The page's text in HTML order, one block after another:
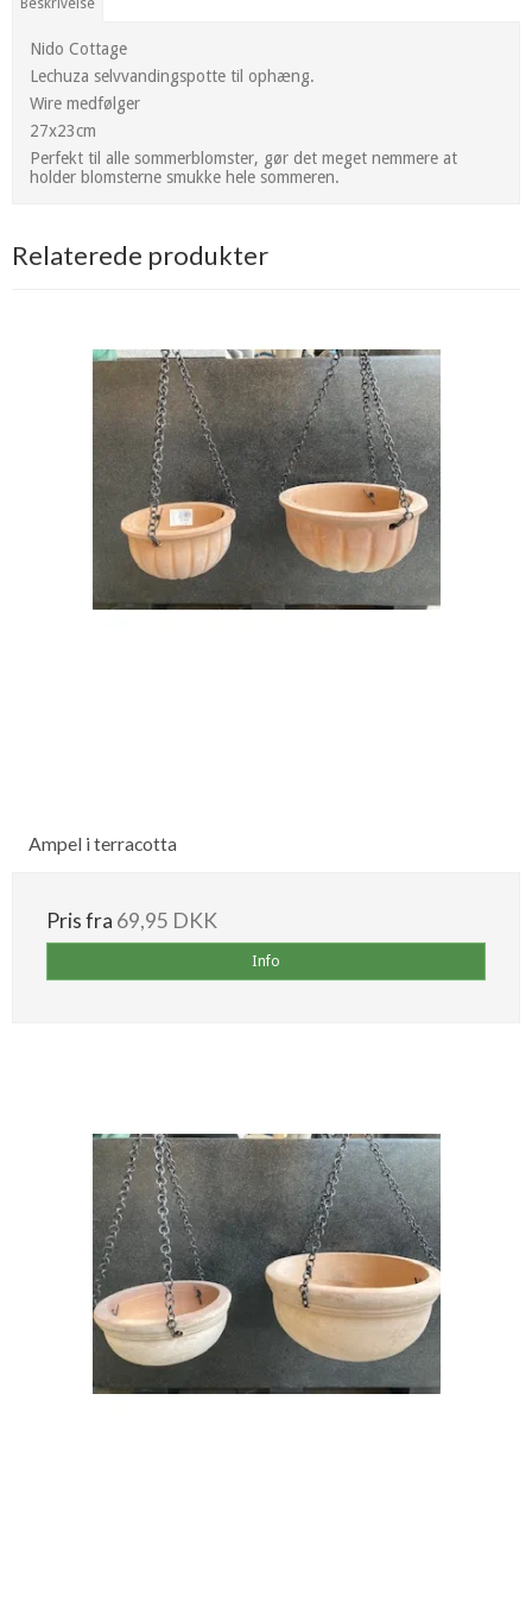
Nido Cottage
Lechuza selvvandingspotte til ophæng.
Wire medfølger
27x23cm
Perfekt til alle sommerblomster, gør det meget nemmere at
holder blomsterne smukke hele sommeren.
Relaterede produkter
Ampel i terracotta
Pris fra 69,95 DKK
Info